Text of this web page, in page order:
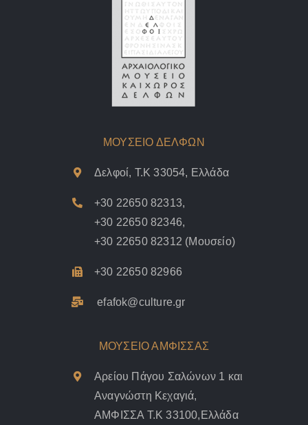
ΜΟΥΣΕΙΟ ΔΕΛΦΩΝ
Δελφοί, Τ.Κ 33054, Ελλάδα
+30 22650 82313,
+30 22650 82346,
+30 22650 82312 (Μουσείο)
+30 22650 82966
efafok@culture.gr
ΜΟΥΣΕΙΟ ΑΜΦΙΣΣΑΣ
Αρείου Πάγου Σαλώνων 1 και
Αναγνώστη Κεχαγιά,
ΑΜΦΙΣΣΑ Τ.Κ 33100,Ελλάδα